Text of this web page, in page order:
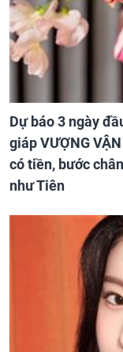
Dự báo 3 ngày
giáp VƯỢNG
có tiền, bước
như Tiên